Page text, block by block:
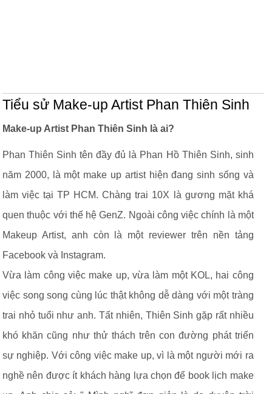
Tiểu sử Make-up Artist Phan Thiên Sinh
Make-up Artist Phan Thiên Sinh là ai?
Phan Thiên Sinh tên đầy đủ là Phan Hồ Thiên Sinh, sinh
năm 2000, là một make up artist hiện đang sinh sống và
làm việc tại TP HCM. Chàng trai 10X là gương mặt khá
quen thuộc với thế hệ GenZ. Ngoài công việc chính là một
Makeup Artist, anh còn là một reviewer trên nền tảng
Facebook và Instagram.
Vừa làm công việc make up, vừa làm một KOL, hai công
việc song song cùng lúc thật không dễ dàng với một tràng
trai nhỏ tuổi như anh. Tất nhiên, Thiên Sinh gặp rất nhiều
khó khăn cũng như thử thách trên con đường phát triển
sự nghiệp. Với công việc make up, vì là một người mới ra
nghề nên được ít khách hàng lựa chọn để book lịch make